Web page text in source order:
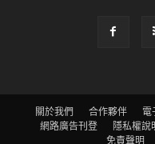
關於我們 合作夥伴 電
網路廣告刊登
隱私權說
免責聲明